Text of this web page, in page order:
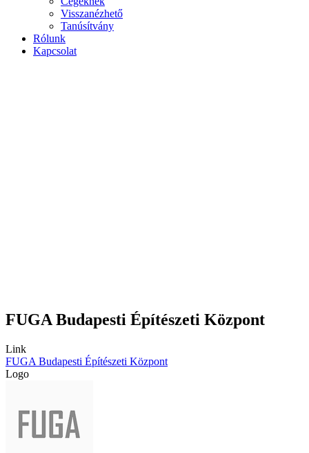
Visszanézhető
Tanúsítvány
Rólunk
Kapcsolat
FUGA Budapesti Építészeti Központ
Link
FUGA Budapesti Építészeti Központ
Logo